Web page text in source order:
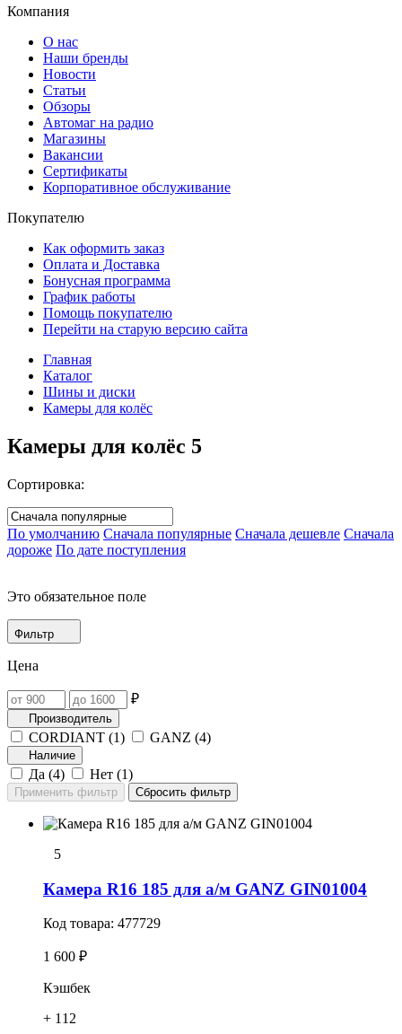
Компания
О нас
Наши бренды
Новости
Статьи
Обзоры
Автомаг на радио
Магазины
Вакансии
Сертификаты
Корпоративное обслуживание
Покупателю
Как оформить заказ
Оплата и Доставка
Бонусная программа
График работы
Помощь покупателю
Перейти на старую версию сайта
Главная
Каталог
Шины и диски
Камеры для колёс
Камеры для колёс 5
Сортировка:
По умолчанию Сначала популярные Сначала дешевле Сначала
дороже По дате поступления
Это обязательное поле
Фильтр
Цена
₽
Производитель
CORDIANT (1) GANZ (4)
Наличие
Да (4) Нет (1)
5
Камера R16 185 для а/м GANZ GIN01004
Код товара: 477729
1 600 ₽
Кэшбек
+ 112